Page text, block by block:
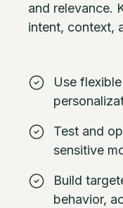
and relevance.
intent, context,
Use
Test and
sensitive
Build
behavior,